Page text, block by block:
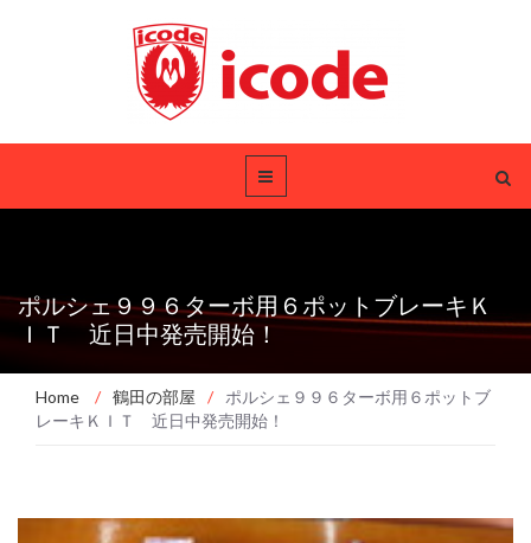
ポルシェ９９６ターボ用６ポットブレーキＫ
ＩＴ 近日中発売開始！
Home / 鶴田の部屋 /
ポルシェ９９６ターボ用６ポットブ
レーキＫＩＴ 近日中発売開始！